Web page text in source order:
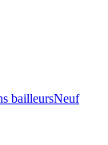
bailleursNeuf